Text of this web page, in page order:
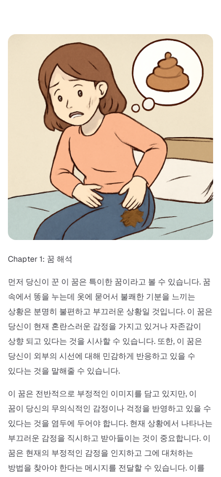
Chapter 1: 꿈 해석
먼저 당신이 꾼 이 꿈은 특이한 꿈이라고 볼 수 있습니다. 꿈
속에서 똥을 누는데 옷에 묻어서 불쾌한 기분을 느끼는
상황은 분명히 불편하고 부끄러운 상황일 것입니다. 이 꿈은
당신이 현재 혼란스러운 감정을 가지고 있거나 자존감이
상향 되고 있다는 것을 시사할 수 있습니다. 또한, 이 꿈은
당신이 외부의 시선에 대해 민감하게 반응하고 있을 수
있다는 것을 말해줄 수 있습니다.
이 꿈은 전반적으로 부정적인 이미지를 담고 있지만, 이
꿈이 당신의 무의식적인 감정이나 걱정을 반영하고 있을 수
있다는 것을 염두에 두어야 합니다. 현재 상황에서 나타나는
부끄러운 감정을 직시하고 받아들이는 것이 중요합니다. 이
꿈은 현재의 부정적인 감정을 인지하고 그에 대처하는
방법을 찾아야 한다는 메시지를 전달할 수 있습니다. 이를